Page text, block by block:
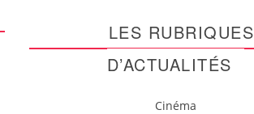
LES RUBRIQUES
D’ACTUALITÉS
Cinéma